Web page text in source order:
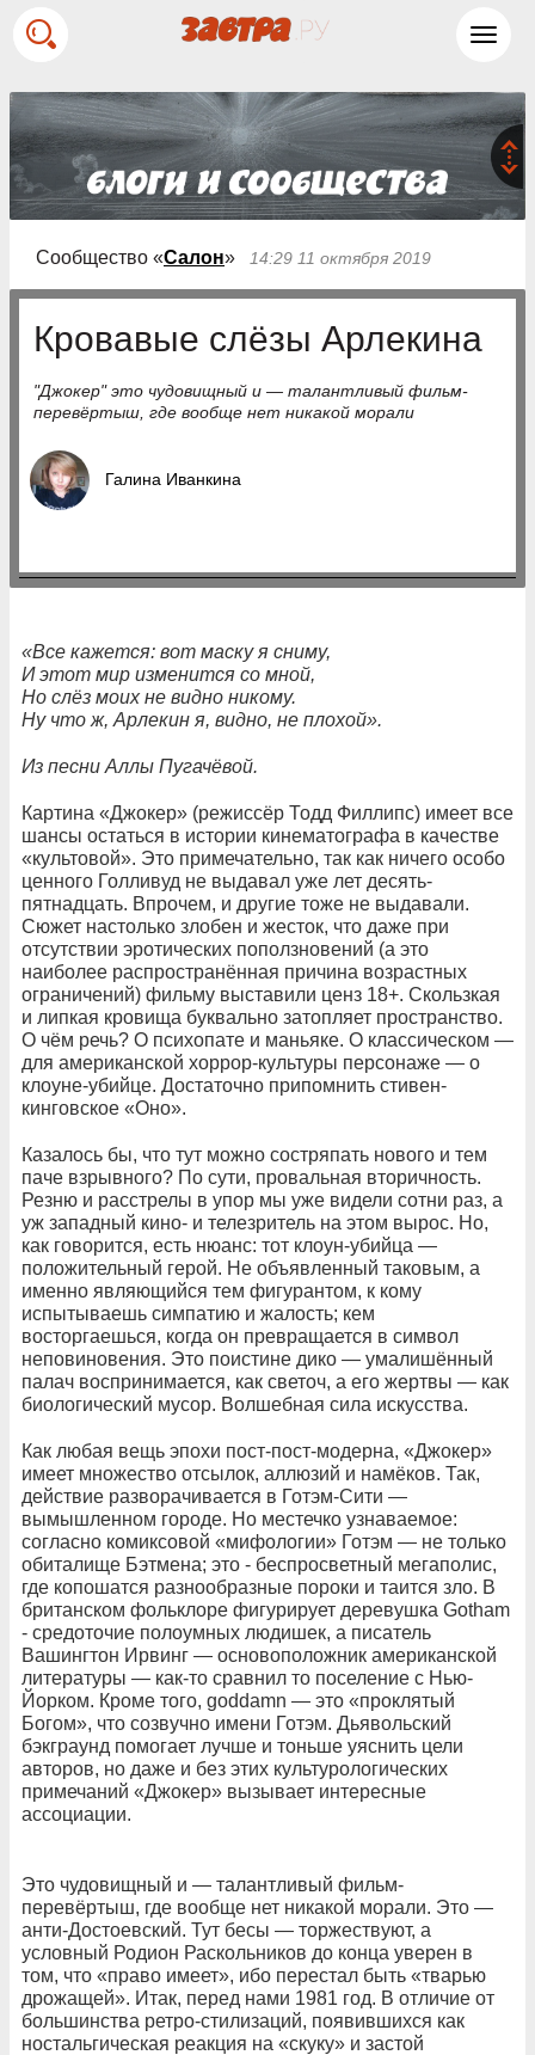
Сообщество «Салон» 14:29 11 октября 2019
Кровавые слёзы Арлекина
"Джокер" это чудовищный и — талантливый фильм-
перевёртыш, где вообще нет никакой морали
Галина Иванкина
«Все кажется: вот маску я сниму,
И этот мир изменится со мной,
Но слёз моих не видно никому.
Ну что ж, Арлекин я, видно, не плохой».
Из песни Аллы Пугачёвой.
Картина «Джокер» (режиссёр Тодд Филлипс) имеет все
шансы остаться в истории кинематографа в качестве
«культовой». Это примечательно, так как ничего особо
ценного Голливуд не выдавал уже лет десять-
пятнадцать. Впрочем, и другие тоже не выдавали.
Сюжет настолько злобен и жесток, что даже при
отсутствии эротических поползновений (а это
наиболее распространённая причина возрастных
ограничений) фильму выставили ценз 18+. Скользкая
и липкая кровища буквально затопляет пространство.
О чём речь? О психопате и маньяке. О классическом —
для американской хоррор-культуры персонаже — о
клоуне-убийце. Достаточно припомнить стивен-
кинговское «Оно».
Казалось бы, что тут можно состряпать нового и тем
паче взрывного? По сути, провальная вторичность.
Резню и расстрелы в упор мы уже видели сотни раз, а
уж западный кино- и телезритель на этом вырос. Но,
как говорится, есть нюанс: тот клоун-убийца —
положительный герой. Не объявленный таковым, а
именно являющийся тем фигурантом, к кому
испытываешь симпатию и жалость; кем
восторгаешься, когда он превращается в символ
неповиновения. Это поистине дико — умалишённый
палач воспринимается, как светоч, а его жертвы — как
биологический мусор. Волшебная сила искусства.
Как любая вещь эпохи пост-пост-модерна, «Джокер»
имеет множество отсылок, аллюзий и намёков. Так,
действие разворачивается в Готэм-Сити —
вымышленном городе. Но местечко узнаваемое:
согласно комиксовой «мифологии» Готэм — не только
обиталище Бэтмена; это - беспросветный мегаполис,
где копошатся разнообразные пороки и таится зло. В
британском фольклоре фигурирует деревушка Gotham
- средоточие полоумных людишек, а писатель
Вашингтон Ирвинг — основоположник американской
литературы — как-то сравнил то поселение с Нью-
Йорком. Кроме того, goddamn — это «проклятый
Богом», что созвучно имени Готэм. Дьявольский
бэкграунд помогает лучше и тоньше уяснить цели
авторов, но даже и без этих культурологических
примечаний «Джокер» вызывает интересные
ассоциации.
Это чудовищный и — талантливый фильм-
перевёртыш, где вообще нет никакой морали. Это —
анти-Достоевский. Тут бесы — торжествуют, а
условный Родион Раскольников до конца уверен в
том, что «право имеет», ибо перестал быть «тварью
дрожащей». Итак, перед нами 1981 год. В отличие от
большинства ретро-стилизаций, появившихся как
ностальгическая реакция на «скуку» и застой